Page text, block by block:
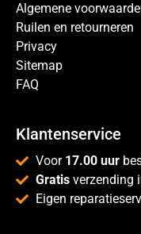
Algemene
Ruilen en retourneren
Privacy
Sitemap
FAQ
Klantenservice
Voor 17.00 uur
Gratis verzending
Eigen